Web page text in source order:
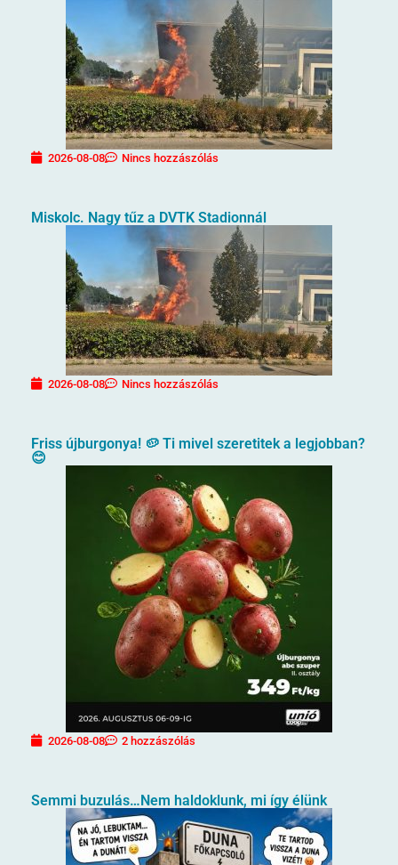
2026-08-08 Nincs hozzászólás
Miskolc. Nagy tűz a DVTK Stadionnál
2026-08-08 Nincs hozzászólás
Friss újburgonya! 🥔 Ti mivel szeretitek a legjobban?
😊
2026-08-08 2 hozzászólás
Semmi buzulás…Nem haldoklunk, mi így élünk